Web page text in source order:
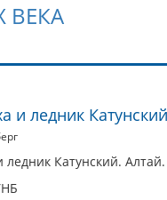
ВЕКА
и ледник
ледник Катунский.